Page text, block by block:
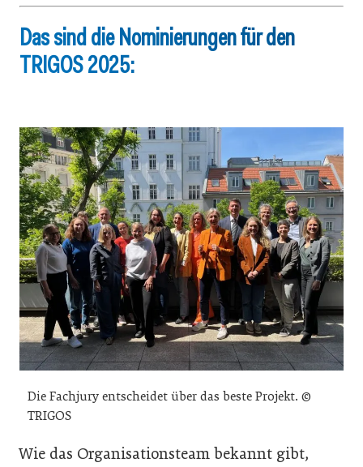
Das sind die Nominierungen für den
TRIGOS 2025:
Die Fachjury entscheidet über das beste Projekt. ©
TRIGOS
Wie das Organisationsteam bekannt gibt,